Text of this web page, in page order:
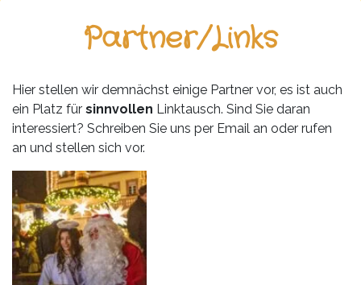
Feste
Weitere
Leistungen
Über
uns
Fotos,
Events
Partner/Links
Hier stellen wir demnächst einige Partner vor, es ist auch
ein Platz für sinnvollen Linktausch. Sind Sie daran
interessiert? Schreiben Sie uns per Email an oder rufen
an und stellen sich vor.